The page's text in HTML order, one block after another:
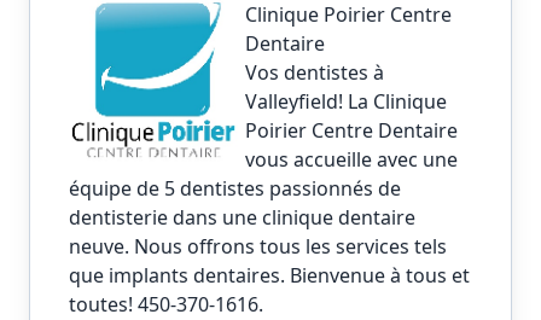
Clinique Poirier Centre
Dentaire
Vos dentistes à
Valleyfield! La Clinique
Poirier Centre Dentaire
vous accueille avec une
équipe de 5 dentistes passionnés de
dentisterie dans une clinique dentaire
neuve. Nous offrons tous les services tels
que implants dentaires. Bienvenue à tous et
toutes! 450-370-1616.